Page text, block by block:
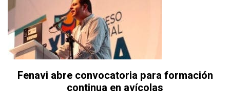
Fenavi abre convocatoria para formación
continua en avícolas